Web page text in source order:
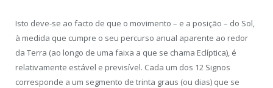
Isto deve-se ao facto de que o movimento – e a posição – do Sol,
à medida que cumpre o seu percurso anual aparente ao redor
da Terra (ao longo de uma faixa a que se chama Eclíptica), é
relativamente estável e previsível. Cada um dos 12 Signos
corresponde a um segmento de trinta graus (ou dias) que se